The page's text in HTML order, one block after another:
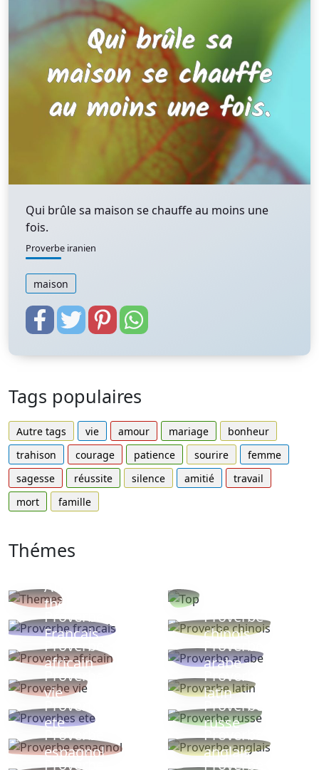
Qui brûle sa maison se chauffe au moins une
fois.
Proverbe iranien
maison
Tags populaires
Autre tags vie amour mariage
bonheur
trahison
courage patience sourire
femme
sagesse
réussite silence amitié
travail
mort
famille
Thémes
Autres
thèmes
Proverbe
Français
Proverbe
chinois
Proverbe
africain
Proverbe
arabe
Proverbe
vie
Proverbe
latin
Proverbes
ete
Proverbe
russe
Proverbe
espagnol
Proverbe
anglais
Proverbe
Proverbe